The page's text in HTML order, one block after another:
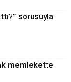
sorusuyla
memlekette